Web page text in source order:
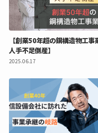
【創業50年超の鋼構造物工事
人手不足倒産】
2025.06.17